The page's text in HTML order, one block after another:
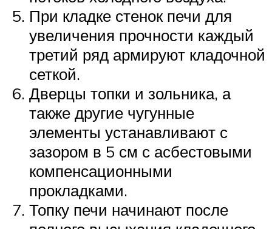
При кладке стенок печи для
увеличения прочности каждый
третий ряд армируют кладочной
сеткой.
Дверцы топки и зольника, а
также другие чугунные
элементы устанавливают с
зазором в 5 см с асбестовыми
компенсационными
прокладками.
Топку печи начинают после